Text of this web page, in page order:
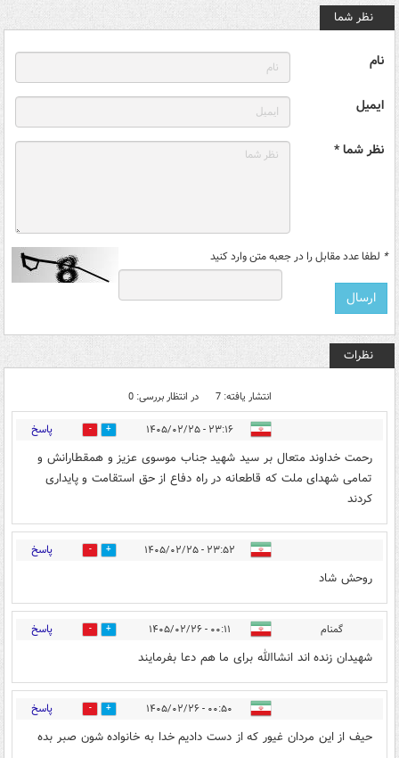
نظر شما
نام
ایمیل
نظر شما *
* لطفا عدد مقابل را در جعبه متن وارد کنید
نظرات
انتشار یافته: 7 در انتظار بررسی: 0
۲۳:۱۶ - ۱۴۰۵/۰۲/۲۵ 0 پاسخ
رحمت خداوند متعال بر سید شهید جناب موسوی عزیز و همقطارانش و
تمامی شهدای ملت که قاطعانه در راه دفاع از حق استقامت و پایداری
کردند
۲۳:۵۲ - ۱۴۰۵/۰۲/۲۵ 0 پاسخ
روحش شاد
گمنام ۰۰:۱۱ - ۱۴۰۵/۰۲/۲۶ 0 پاسخ
شهیدان زنده اند انشاالله برای ما هم دعا بفرمایند
۰۰:۵۰ - ۱۴۰۵/۰۲/۲۶ 0 پاسخ
حیف از این مردان غیور که از دست دادیم خدا به خانواده شون صبر بده